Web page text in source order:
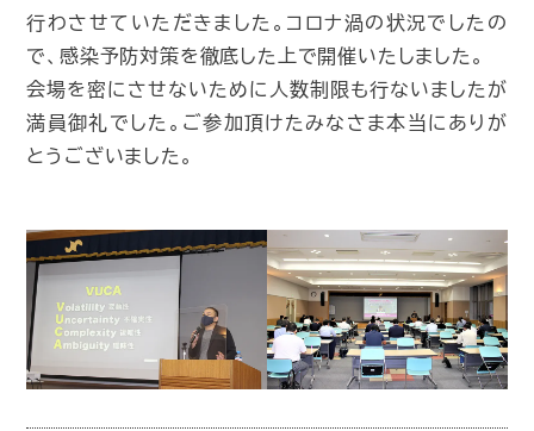
行わさせていただきました。コロナ渦の状況でしたの
で、感染予防対策を徹底した上で開催いたしました。
会場を密にさせないために人数制限も行ないましたが
満員御礼でした。ご参加頂けたみなさま本当にありが
とうございました。